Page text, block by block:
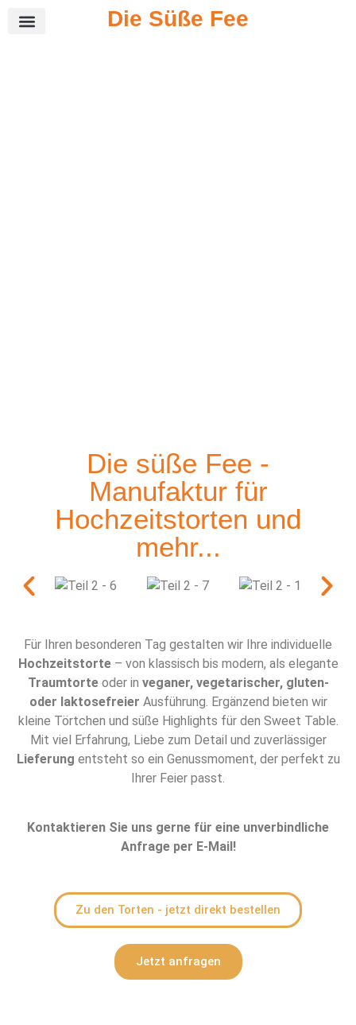
Die Süße Fee
Ja ich will…
Der Weg Zu Ihrer
Individuellen
Traumtorte!
Zu den Torten - jetzt direkt bestellen
Die süße Fee -
Manufaktur für
Hochzeitstorten und
mehr...
Für Ihren besonderen Tag gestalten wir Ihre individuelle
Hochzeitstorte– von klassisch bis modern, als elegante
Traumtorteoder in veganer, vegetarischer, gluten-
oder laktosefreier Ausführung. Ergänzend bieten wir
kleine Törtchen und süße Highlights für den Sweet Table.
Mit viel Erfahrung, Liebe zum Detail und zuverlässiger
Lieferung entsteht so ein Genussmoment, der perfekt zu
Ihrer Feier passt.
Kontaktieren Sie uns gerne für eine unverbindliche
Anfrage per E-Mail!
Zu den Torten - jetzt direkt bestellen
Jetzt anfragen